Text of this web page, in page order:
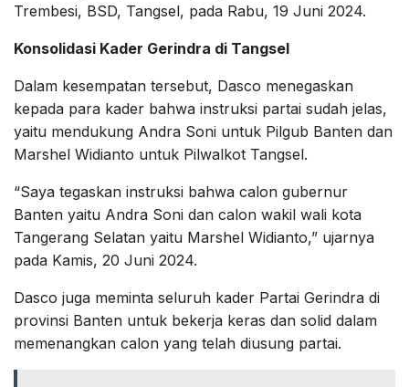
Trembesi, BSD, Tangsel, pada Rabu, 19 Juni 2024.
Konsolidasi Kader Gerindra di Tangsel
Dalam kesempatan tersebut, Dasco menegaskan
kepada para kader bahwa instruksi partai sudah jelas,
yaitu mendukung Andra Soni untuk Pilgub Banten dan
Marshel Widianto untuk Pilwalkot Tangsel.
“Saya tegaskan instruksi bahwa calon gubernur
Banten yaitu Andra Soni dan calon wakil wali kota
Tangerang Selatan yaitu Marshel Widianto,” ujarnya
pada Kamis, 20 Juni 2024.
Dasco juga meminta seluruh kader Partai Gerindra di
provinsi Banten untuk bekerja keras dan solid dalam
memenangkan calon yang telah diusung partai.